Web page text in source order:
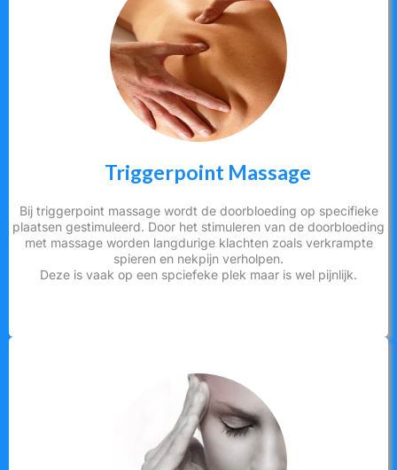
Triggerpoint Massage
Bij triggerpoint massage wordt de doorbloeding op specifieke
plaatsen gestimuleerd. Door het stimuleren van de doorbloeding
met massage worden langdurige klachten zoals verkrampte
spieren en nekpijn verholpen.
Deze is vaak op een spciefeke plek maar is wel pijnlijk.